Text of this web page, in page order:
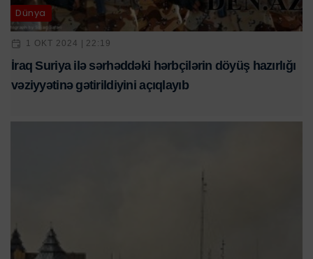
Dünya
1 OKT 2024 | 22:19
İraq Suriya ilə sərhəddəki hərbçilərin döyüş hazırlığı
vəziyyətinə gətirildiyini açıqlayıb